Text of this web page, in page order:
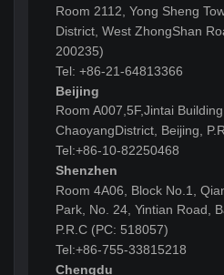
Room 2112, Yong Sheng
District, West ZhongShan
200235)
Tel: +86-21-64813366
Beijing
Room A007,5F,Jintai
ChaoyangDistrict, Beijing,
Tel:+86-10-82250468
Shenzhen
Room 4A06, Block No.1,
Park, No. 24, Yintian Road,
P.R.C (PC: 518057)
Tel:+86-755-33815218
Chengdu